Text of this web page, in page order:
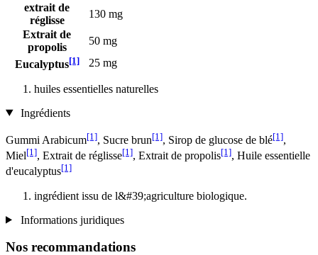
extrait de
réglisse
130 mg
Extrait de
propolis
50 mg
Eucalyptus[1] 25 mg
huiles essentielles naturelles
Ingrédients
Gummi Arabicum[1], Sucre brun[1], Sirop de glucose de blé[1],
Miel[1], Extrait de réglisse[1], Extrait de propolis[1], Huile essentielle
d'eucalyptus[1]
ingrédient issu de l&#39;agriculture biologique.
Informations juridiques
Nos recommandations